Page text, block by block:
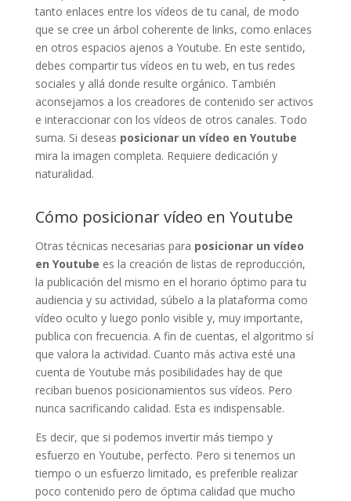
tanto enlaces entre los vídeos de tu canal, de modo
que se cree un árbol coherente de links, como enlaces
en otros espacios ajenos a Youtube. En este sentido,
debes compartir tus vídeos en tu web, en tus redes
sociales y allá donde resulte orgánico. También
aconsejamos a los creadores de contenido ser activos
e interaccionar con los vídeos de otros canales. Todo
suma. Si deseas posicionar un vídeo en Youtube
mira la imagen completa. Requiere dedicación y
naturalidad.
Cómo posicionar vídeo en Youtube
Otras técnicas necesarias para posicionar un vídeo
en Youtube es la creación de listas de reproducción,
la publicación del mismo en el horario óptimo para tu
audiencia y su actividad, súbelo a la plataforma como
vídeo oculto y luego ponlo visible y, muy importante,
publica con frecuencia. A fin de cuentas, el algoritmo sí
que valora la actividad. Cuanto más activa esté una
cuenta de Youtube más posibilidades hay de que
reciban buenos posicionamientos sus vídeos. Pero
nunca sacrificando calidad. Esta es indispensable.
Es decir, que si podemos invertir más tiempo y
esfuerzo en Youtube, perfecto. Pero si tenemos un
tiempo o un esfuerzo limitado, es preferible realizar
poco contenido pero de óptima calidad que mucho